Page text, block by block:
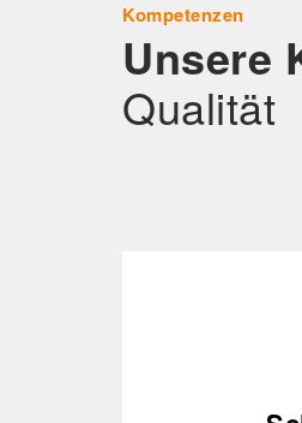
Kompetenzen
Unsere
Qualität